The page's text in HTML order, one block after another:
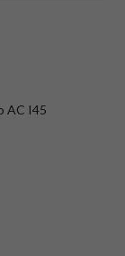
AC I45